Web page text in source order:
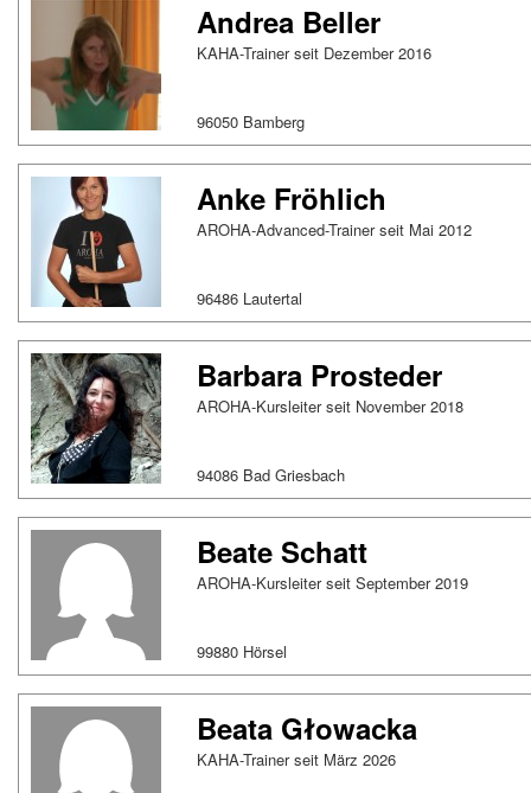
Andrea Beller
KAHA-Trainer seit Dezember 2016
96050 Bamberg
Anke Fröhlich
AROHA-Advanced-Trainer seit Mai 2012
96486 Lautertal
Barbara Prosteder
AROHA-Kursleiter seit November 2018
94086 Bad Griesbach
Beate Schatt
AROHA-Kursleiter seit September 2019
99880 Hörsel
Beata Głowacka
KAHA-Trainer seit März 2026